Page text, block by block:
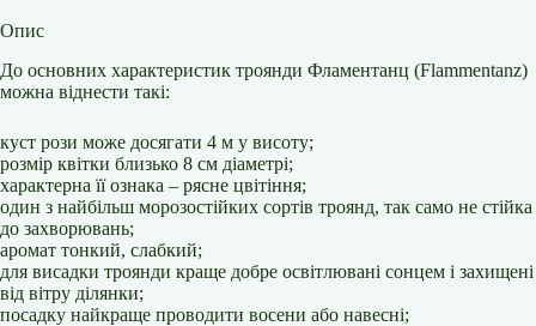
Опис
До основних характеристик троянди Фламентанц (Flammentanz)
можна віднести такі:
куст рози може досягати 4 м у висоту;
розмір квітки близько 8 см діаметрі;
характерна її ознака – рясне цвітіння;
один з найбільш морозостійких сортів троянд, так само не стійка
до захворювань;
аромат тонкий, слабкий;
для висадки троянди краще добре освітлювані сонцем і захищені
від вітру ділянки;
посадку найкраще проводити восени або навесні;